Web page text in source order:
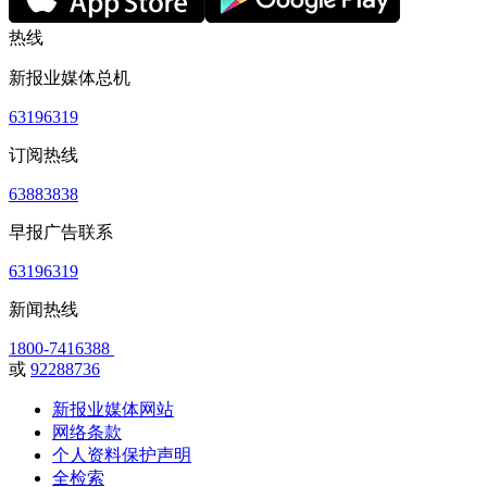
热线
新报业媒体总机
63196319
订阅热线
63883838
早报广告联系
63196319
新闻热线
1800-7416388
或 92288736
新报业媒体网站
网络条款
个人资料保护声明
全检索